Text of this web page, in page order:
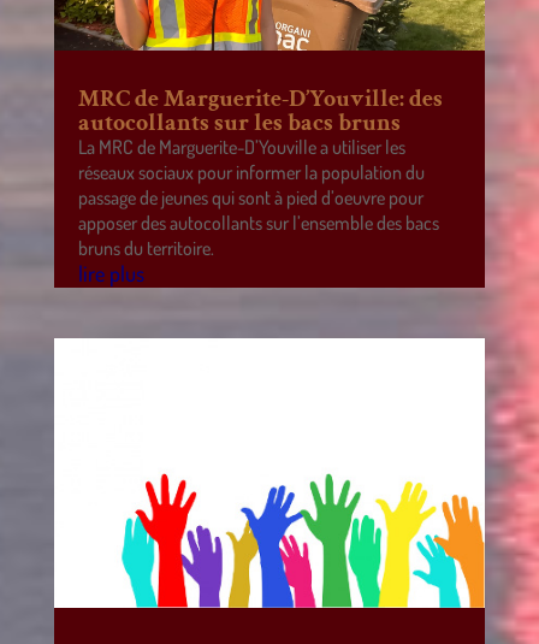
MRC de Marguerite-D’Youville: des
autocollants sur les bacs bruns
La MRC de Marguerite-D’Youville a utiliser les
réseaux sociaux pour informer la population du
passage de jeunes qui sont à pied d’oeuvre pour
apposer des autocollants sur l’ensemble des bacs
bruns du territoire.
lire plus